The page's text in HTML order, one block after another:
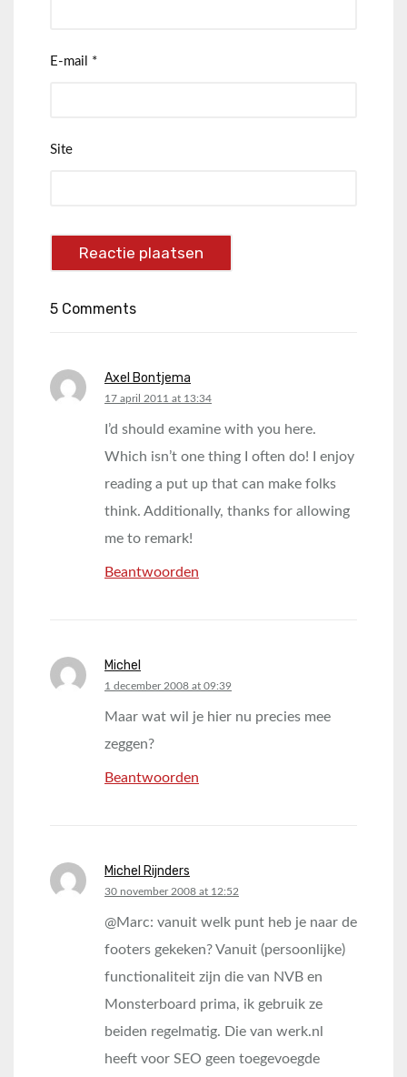
E-mail *
Site
5 Comments
Axel Bontjema
says:
17 april 2011 at 13:34
I’d should examine with you here.
Which isn’t one thing I often do! I enjoy
reading a put up that can make folks
think. Additionally, thanks for allowing
me to remark!
Beantwoorden
Michel
says:
1 december 2008 at 09:39
Maar wat wil je hier nu precies mee
zeggen?
Beantwoorden
Michel Rijnders
says:
30 november 2008 at 12:52
@Marc: vanuit welk punt heb je naar de
footers gekeken? Vanuit (persoonlijke)
functionaliteit zijn die van NVB en
Monsterboard prima, ik gebruik ze
beiden regelmatig. Die van werk.nl
heeft voor SEO geen toegevoegde